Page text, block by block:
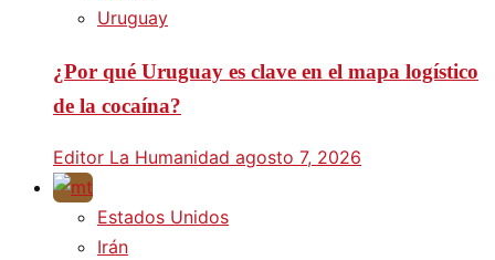
Uruguay
¿Por qué Uruguay es clave en el mapa logístico
de la cocaína?
Editor La Humanidad agosto 7, 2026
Estados Unidos
Irán